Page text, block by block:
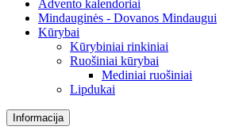
Advento kalendoriai
Mindauginės - Dovanos Mindaugui
Kūrybai
Kūrybiniai rinkiniai
Ruošiniai kūrybai
Mediniai ruošiniai
Lipdukai
Informacija